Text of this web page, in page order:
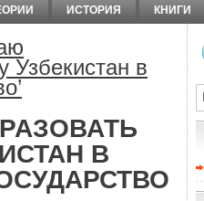
ИСТОРИЯ КНИГИ
Узбекистан в
’
В